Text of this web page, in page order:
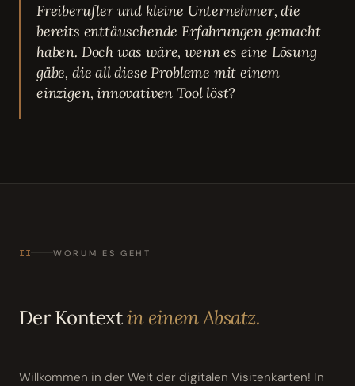
Freiberufler und kleine Unternehmer, die
bereits enttäuschende Erfahrungen gemacht
haben. Doch was wäre, wenn es eine Lösung
gäbe, die all diese Probleme mit einem
einzigen, innovativen Tool löst?
II WORUM ES GEHT
Der Kontextin einem Absatz.
Willkommen in der Welt der digitalen Visitenkarten! In